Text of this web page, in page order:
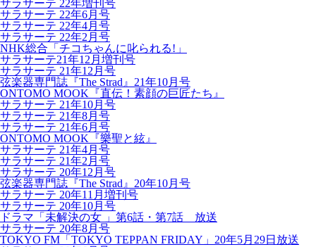
サラサーテ 22年増刊号
サラサーテ 22年6月号
サラサーテ 22年4月号
サラサーテ 22年2月号
NHK総合「チコちゃんに叱られる!」
サラサーテ21年12月増刊号
サラサーテ 21年12月号
弦楽器専門誌『The Strad』21年10月号
ONTOMO MOOK『直伝！素顔の巨匠たち』
サラサーテ 21年10月号
サラサーテ 21年8月号
サラサーテ 21年6月号
ONTOMO MOOK『樂聖と絃』
サラサーテ 21年4月号
サラサーテ 21年2月号
サラサーテ 20年12月号
弦楽器専門誌『The Strad』20年10月号
サラサーテ 20年11月増刊号
サラサーテ 20年10月号
ドラマ「未解決の女 」第6話・第7話 放送
サラサーテ 20年8月号
TOKYO FM「TOKYO TEPPAN FRIDAY」20年5月29日放送